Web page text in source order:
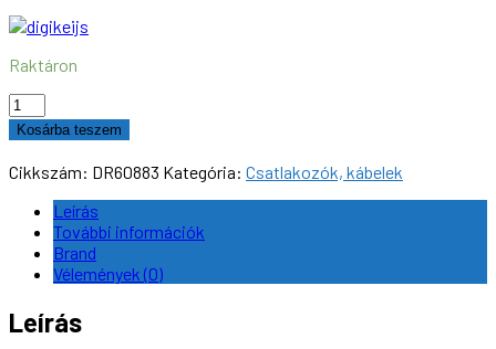
Raktáron
Digikeijs
DR60883
STP
kábel
mennyiség
Kosárba teszem
Cikkszám: DR60883 Kategória: Csatlakozók, kábelek
Leírás
További információk
Brand
Vélemények (0)
Leírás